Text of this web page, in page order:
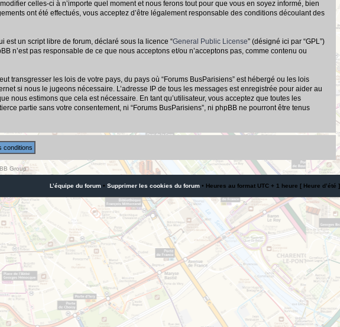
celles-ci à n’importe quel moment et nous ferons tout pour que vous en soyez informé, bien
ont été effectués, vous acceptez d’être légalement responsable des conditions découlant des
est un script libre de forum, déclaré sous la licence “General Public License” (désigné ici par “GPL”)
n’est pas responsable de ce que nous acceptons et/ou n’acceptons pas, comme contenu ou
transgresser les lois de votre pays, du pays où “Forums BusParisiens” est hébergé ou les lois
si nous le jugeons nécessaire. L’adresse IP de tous les messages est enregistrée pour aider au
nous estimons que cela est nécessaire. En tant qu’utilisateur, vous acceptez que toutes les
partie sans votre consentement, ni “Forums BusParisiens”, ni phpBB ne pourront être tenus
Group
L’équipe du forum • Supprimer les cookies du forum • Heures au format UTC + 1 heure [ Heure d’été ]